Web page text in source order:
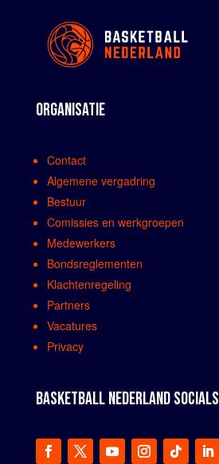
ORGANISATIE
Contact
Algemene vergadring
Bestuur
Comissies en werkgroepen
Medewerkers
Bondsreglementen
Klachtenregeling
Partners
Vacatures
Privacy
BASKETBALL NEDERLAND SOCIALS